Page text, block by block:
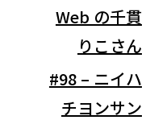
Web の千貫
りこさん
#98 – ニイハ
チヨンサン